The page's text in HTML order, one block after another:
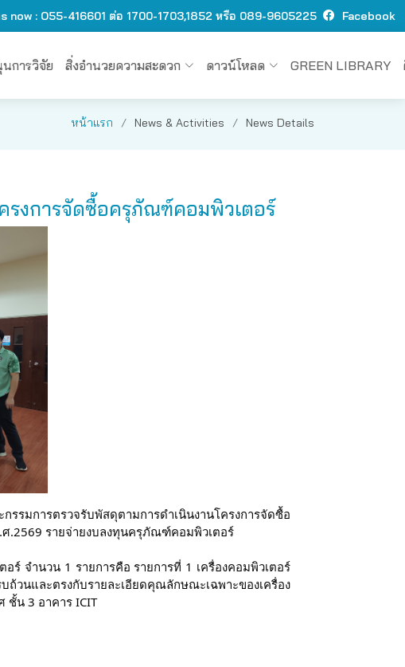
now : O55-416601 ต่อ 1700-1703,1852 หรือ 089-9605225 Facebook
การวิจัย สิ่งอำนวยความสะดวก ดาวน์โหลด GREEN LIBRARY
หน้าแรก News & Activities News Details
รงการจัดซื้อครุภัณฑ์คอมพิวเตอร์
มการตรวจรับพัสดุตามการดำเนินงานโครงการจัดซื้อ
รายจ่ายงบลงทุนครุภัณฑ์คอมพิวเตอร์
จำนวน 1 รายการคือ รายการที่ 1 เครื่องคอมพิวเตอร์
นและตรงกับรายละเอียดคุณลักษณะเฉพาะของเครื่อง
ชั้น 3 อาคาร ICIT